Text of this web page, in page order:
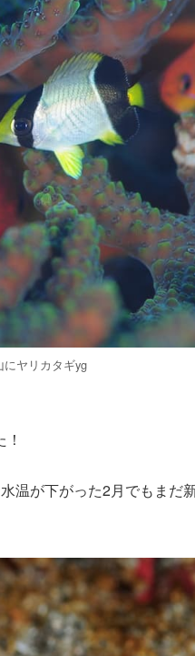
にヤリカタギyg
温が下がった2月でもまだ